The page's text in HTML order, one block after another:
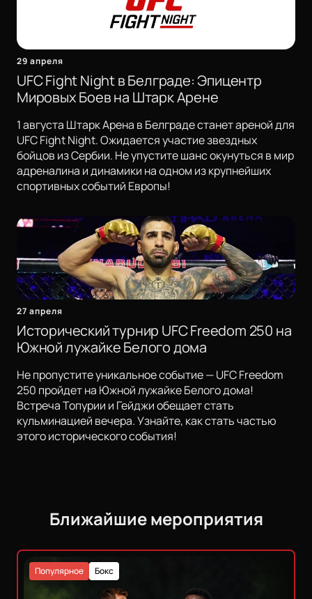
29 апреля
UFC Fight Night в Белграде: Эпицентр
Мировых Боев на Штарк Арене
1 августа Штарк Арена в Белграде станет ареной для
UFC Fight Night. Ожидается участие звездных
бойцов из Сербии. Не упустите шанс окунуться в мир
адреналина и динамики на одном из крупнейших
спортивных событий Европы!
27 апреля
Исторический турнир UFC Freedom 250 на
Южной лужайке Белого дома
Не пропустите уникальное событие — UFC Freedom
250 пройдет на Южной лужайке Белого дома!
Встреча Топурии и Гейджи обещает стать
кульминацией вечера. Узнайте, как стать частью
этого исторического события!
Ближайшие мероприятия
Бокс
Популярное